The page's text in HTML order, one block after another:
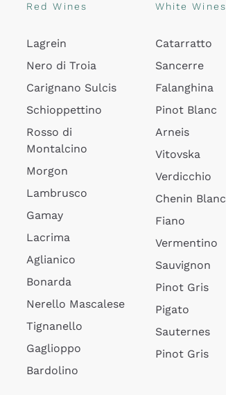
Red Wines
Lagrein
Nero di Troia
Carignano Sulcis
Schioppettino
Rosso di
Montalcino
Morgon
Lambrusco
Gamay
Lacrima
Aglianico
Bonarda
Nerello Mascalese
Tignanello
Gaglioppo
Bardolino
White Wines
Catarratto
Sancerre
Falanghina
Pinot Blanc
Arneis
Vitovska
Verdicchio
Chenin Blanc
Fiano
Vermentino
Sauvignon
Pinot Gris
Pigato
Sauternes
Pinot Gris